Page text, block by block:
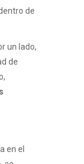
de
un lado,
de
en el